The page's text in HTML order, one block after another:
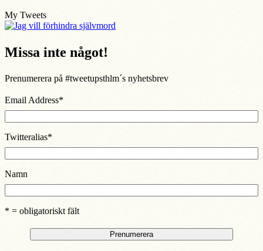
My Tweets
Missa inte något!
Prenumerera på #tweetupsthlm´s nyhetsbrev
Email Address*
Twitteralias*
Namn
* = obligatoriskt fält